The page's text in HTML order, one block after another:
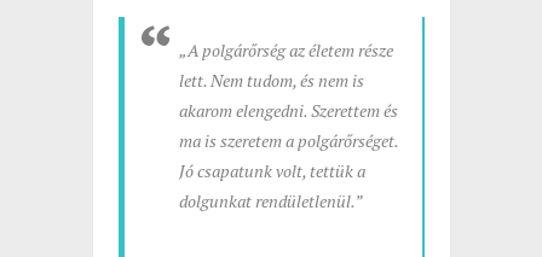
„A polgárőrség az életem része
lett. Nem tudom, és nem is
akarom elengedni. Szerettem és
ma is szeretem a polgárőrséget.
Jó csapatunk volt, tettük a
dolgunkat rendületlenül.”